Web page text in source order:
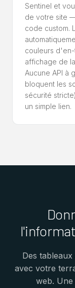
Sentinel et
de votre site
code custom.
couleurs
affichage de
Aucune API à
bloquent les
sécurité
un simple lien.
Des
avec votre
web.